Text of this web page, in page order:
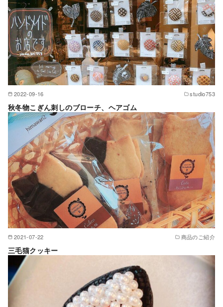
2022-09-16 studio753
秋冬物こぎん刺しのブローチ、ヘアゴム
2021-07-22 商品のご紹介
三毛猫クッキー